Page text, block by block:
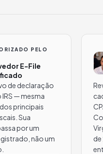
PELO
E-File
de declaração
— mesma
principais
Sua
por um
não um